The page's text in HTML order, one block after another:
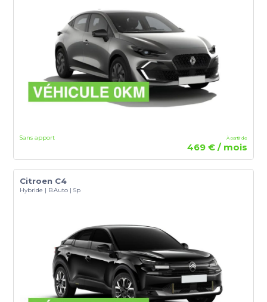
Sans apport À partir de
469 € / mois
Citroen C4
Hybride | B.Auto | 5p